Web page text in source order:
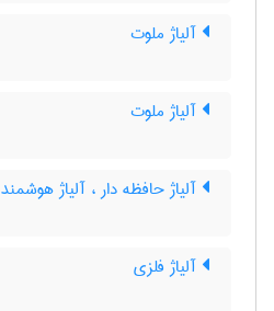
آلیاژ ملوت
آلیاژ ملوت
آلیاژ حافظه دار ، آلیاژ هوشمند
آلیاژ فلزی